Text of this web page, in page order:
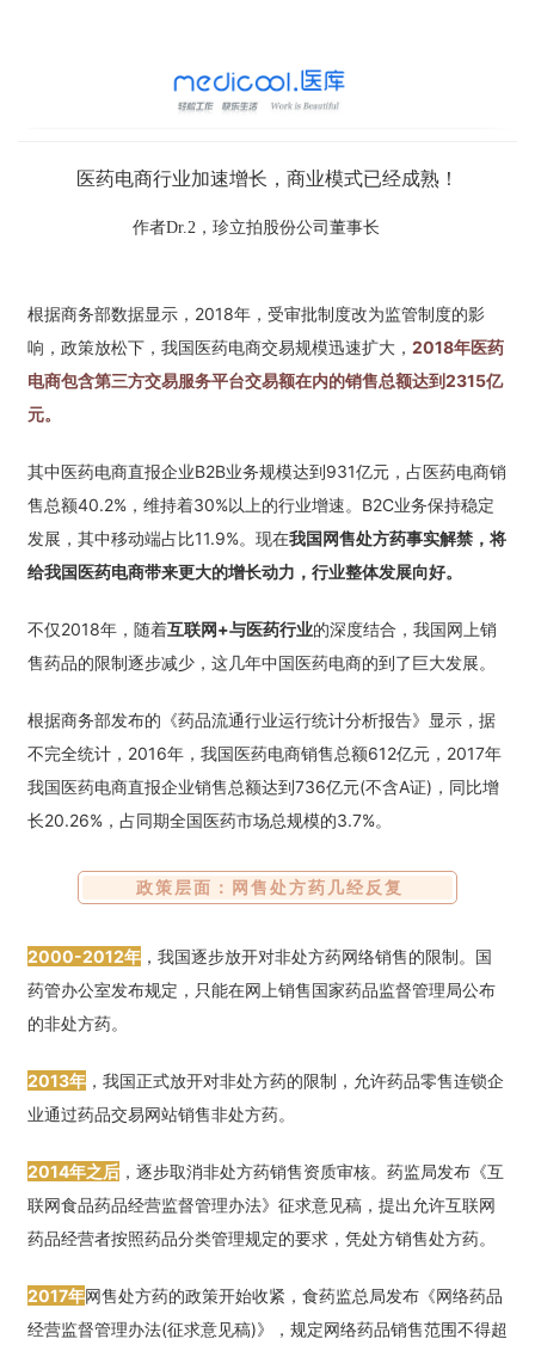
医药电商行业加速增长，商业模式已经成熟！
作者Dr.2，珍立拍股份公司董事长
根据商务部数据显示，2018年，受审批制度改为监管制度的影
响，政策放松下，我国医药电商交易规模迅速扩大， 2018年医药
电商包含第三方交易服务平台交易额在内的销售总额达到2315亿
元。
其中医药电商直报企业B2B业务规模达到931亿元，占医药电商销
售总额40.2%，维持着30%以上的行业增速。B2C业务保持稳定
发展，其中移动端占比11.9%。现在我国网售处方药事实解禁，将
给我国医药电商带来更大的增长动力，行业整体发展向好。
不仅2018年，随着互联网+与医药行业的深度结合，我国网上销
售药品的限制逐步减少，这几年中国医药电商的到了巨大发展。
根据商务部发布的《药品流通行业运行统计分析报告》显示，据
不完全统计，2016年，我国医药电商销售总额612亿元，2017年
我国医药电商直报企业销售总额达到736亿元(不含A证)，同比增
长20.26%，占同期全国医药市场总规模的3.7%。
政策层面：网售处方药几经反复
2000-2012年 ，我国逐步放开对非处方药网络销售的限制。国
药管办公室发布规定，只能在网上销售国家药品监督管理局公布
的非处方药。
2013年 ，我国正式放开对非处方药的限制，允许药品零售连锁企
业通过药品交易网站销售非处方药。
2014年之后 ，逐步取消非处方药销售资质审核。药监局发布《互
联网食品药品经营监督管理办法》征求意见稿，提出允许互联网
药品经营者按照药品分类管理规定的要求，凭处方销售处方药。
2017年网售处方药的政策开始收紧，食药监总局发布《网络药品
经营监督管理办法(征求意见稿)》，规定网络药品销售范围不得超